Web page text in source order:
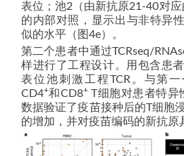
表位；池2（由新抗原21-40对
的内部对照，显示出与非特异
似的水平（图4e）。
第二个患者中通过TCRseq/
样进行了工程设计。用包含患
表位池刺激工程TCR。与第
CD4+和CD8+T细胞对患者特异
数据验证了疫苗接种后的T细胞
的增加，并对疫苗编码的新抗原